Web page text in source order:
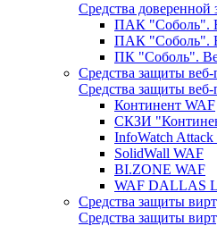
Средства доверенной
ПАК "Соболь".
ПАК "Соболь".
ПК "Соболь".
Средства защиты
Средства защиты
Континент WAF
СКЗИ
InfoWatch
SolidWall WAF
BI.ZONE WAF
WAF DALLAS
Средства защиты
Средства защиты